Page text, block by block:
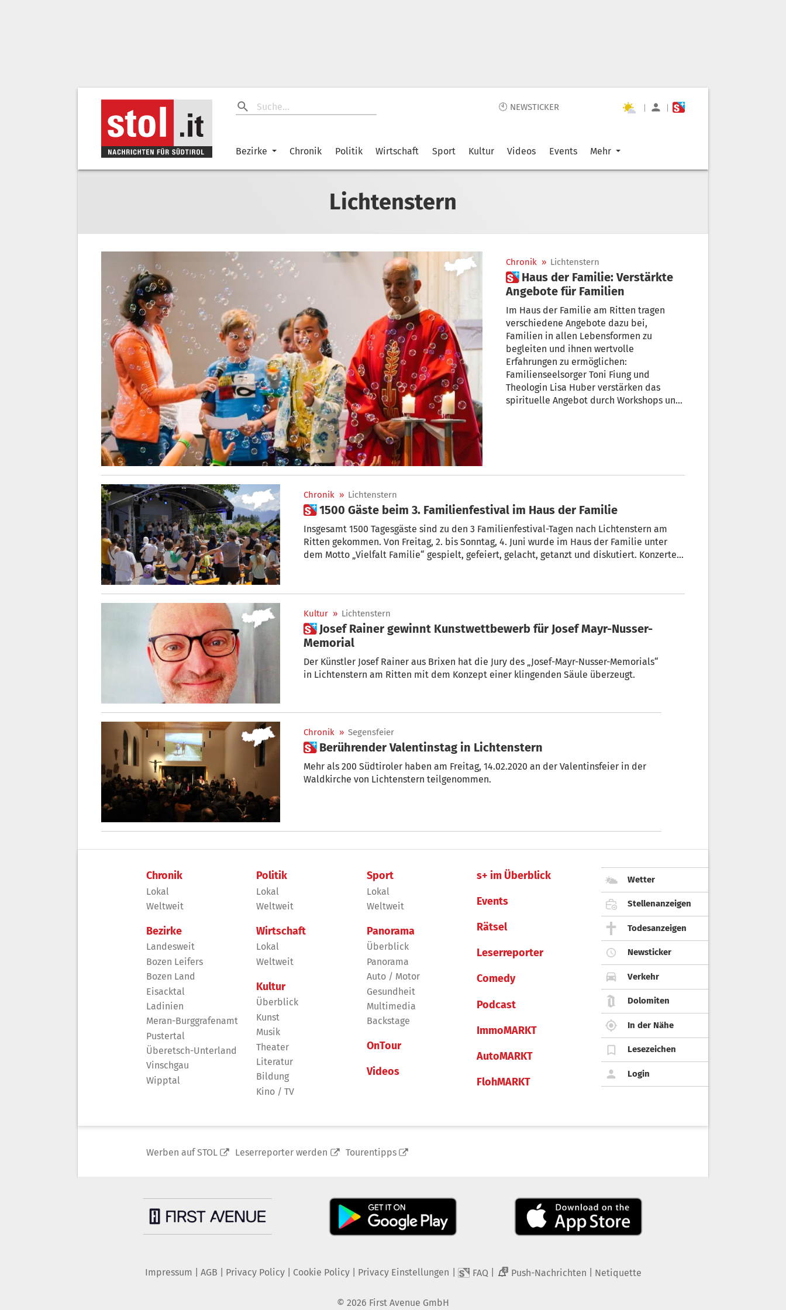
🕙 NEWSTICKER | |
Bezirke Chronik Politik Wirtschaft Sport Kultur Videos Events Mehr
Lichtenstern
Chronik » Lichtenstern
 Haus der Familie: Verstärkte
Angebote für Familien
Im Haus der Familie am Ritten tragen
verschiedene Angebote dazu bei,
Familien in allen Lebensformen zu
begleiten und ihnen wertvolle
Erfahrungen zu ermöglichen:
Familienseelsorger Toni Fiung und
Theologin Lisa Huber verstärken das
spirituelle Angebot durch Workshops und
Chronik » Lichtenstern
 1500 Gäste beim 3. Familienfestival im Haus der Familie
Insgesamt 1500 Tagesgäste sind zu den 3 Familienfestival-Tagen nach Lichtenstern am
Ritten gekommen. Von Freitag, 2. bis Sonntag, 4. Juni wurde im Haus der Familie unter
dem Motto „Vielfalt Familie“ gespielt, gefeiert, gelacht, getanzt und diskutiert. Konzerte,
öffneten sich für Gespräche und Begegnungen mit anderen, beteiligten sich an
Kultur » Lichtenstern
 Josef Rainer gewinnt Kunstwettbewerb für Josef Mayr-Nusser-
Memorial
Der Künstler Josef Rainer aus Brixen hat die Jury des „Josef-Mayr-Nusser-Memorials“
in Lichtenstern am Ritten mit dem Konzept einer klingenden Säule überzeugt.
Chronik » Segensfeier
 Berührender Valentinstag in Lichtenstern
Mehr als 200 Südtiroler haben am Freitag, 14.02.2020 an der Valentinsfeier in der
Waldkirche von Lichtenstern teilgenommen.
Chronik
Lokal
Weltweit
Bezirke
Landesweit
Bozen Leifers
Bozen Land
Eisacktal
Ladinien
Meran-Burggrafenamt
Pustertal
Überetsch-Unterland
Vinschgau
Wipptal
Politik
Lokal
Weltweit
Wirtschaft
Lokal
Weltweit
Kultur
Überblick
Kunst
Musik
Theater
Literatur
Bildung
Kino / TV
Sport
Lokal
Weltweit
Panorama
Überblick
Panorama
Auto / Motor
Gesundheit
Multimedia
Backstage
OnTour
Videos
s+ im Überblick
Events
Rätsel
Leserreporter
Comedy
Podcast
ImmoMARKT
AutoMARKT
FlohMARKT
Wetter
Stellenanzeigen
Todesanzeigen
Newsticker
Verkehr
Dolomiten
In der Nähe
Lesezeichen
Login
Werben auf STOL Leserreporter werden Tourentipps
Impressum AGB Privacy Policy| Cookie Policy| Privacy Einstellungen FAQ 2 Push-Nachrichten Netiquette
© 2026 First Avenue GmbH